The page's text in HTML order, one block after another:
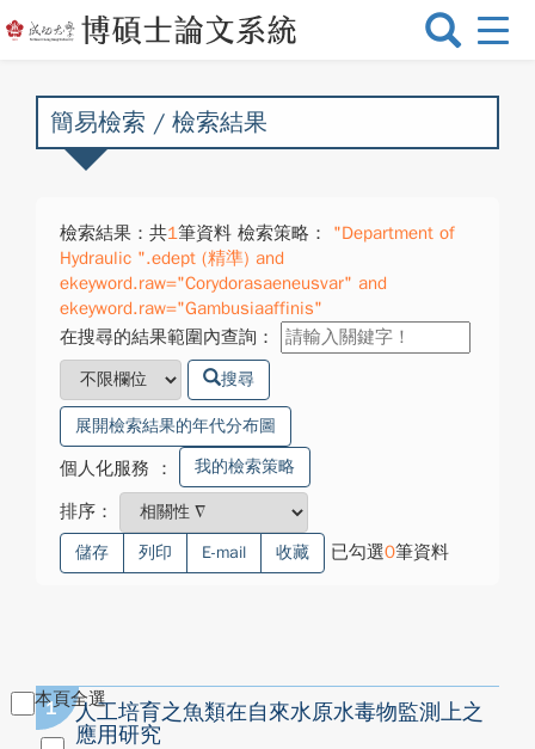
選
換
簡易檢索 / 檢索結果
檢索結果：共1筆資料 檢索策略：
"Department of
Hydraulic ".edept (精準) and
ekeyword.raw="Corydorasaeneusvar" and
ekeyword.raw="Gambusiaaffinis"
在搜尋的結果範圍內查詢：
搜尋
展開檢索結果的年代分布圖
個人化服務 ： 我的檢索策略
排序：
儲存 列印 E-mail 收藏 已勾選0筆資料
本頁全選
1
人工培育之魚類在自來水原水毒物監測上之
應用研究